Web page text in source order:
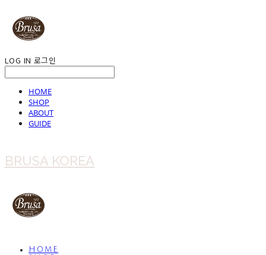
LOG IN 로그인
HOME
SHOP
ABOUT
GUIDE
BRUSA KOREA
HOME